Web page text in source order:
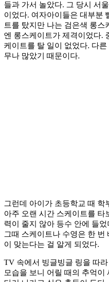
들과 가서 놀았다. 그 당시 서
이었다. 여자아이들은 대부분
트를 탔지만 나는 검은색 롱스
엔 롱스케이트가 제격이었다.
케이트를 탈 일이 없었다. 다
무나 많았기 때문이다.
그런데 아이가 초등학교 때 학
아주 오랜 시간 스케이트를 타
력이 줄지 않아 등수 안에 들
그때 스케이트나 수영은 한
이 맞는다는 걸 알게 되었다.
TV 속에서 빙글빙글 링을 따
모습을 보니 어릴 때의 추억